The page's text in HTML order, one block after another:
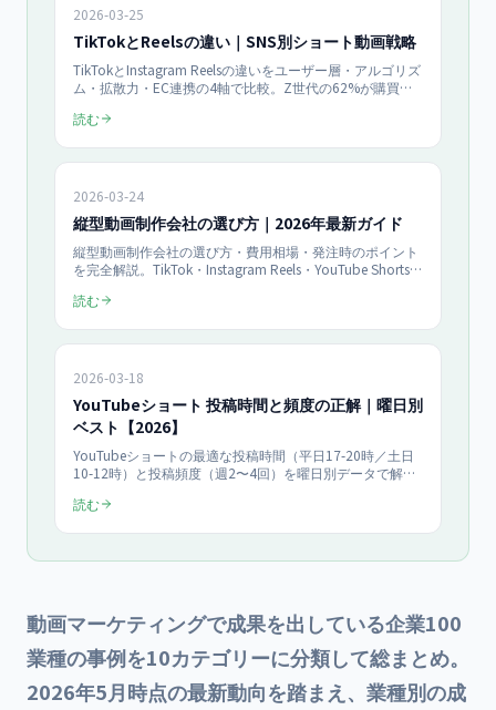
2026-03-25
TikTokとReelsの違い｜SNS別ショート動画戦略
TikTokとInstagram Reelsの違いをユーザー層・アルゴリズ
ム・拡散力・EC連携の4軸で比較。Z世代の62%が購買に
ォームを選ぶための判断基準と業種別おすすめを解説。
読む
2026-03-24
縦型動画制作会社の選び方｜2026年最新ガイド
縦型動画制作会社の選び方・費用相場・発注時のポイント
を完全解説。TikTok・Instagram Reels・YouTube Shorts対
レンドをまとめました。
読む
2026-03-18
YouTubeショート 投稿時間と頻度の正解｜曜日別
ベスト【2026】
YouTubeショートの最適な投稿時間（平日17-20時／土日
10-12時）と投稿頻度（週2〜4回）を曜日別データで解
日本市場の実データで再生数を伸ばす実践ガイド。
読む
動画マーケティングで成果を出している企業100
業種の事例を10カテゴリーに分類して総まとめ。
2026年5月時点の最新動向を踏まえ、業種別の成